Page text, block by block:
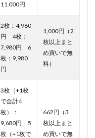
11,000円
2枚：4,980
円 4枚：
7,980円 6
枚：9,980
円
1,000円（2
枚以上まと
め買いで無
料）
3枚（+1枚
で合計4
枚）：
9,680円 5
枚（+1枚で
662円（3
枚以上まと
め買いで無